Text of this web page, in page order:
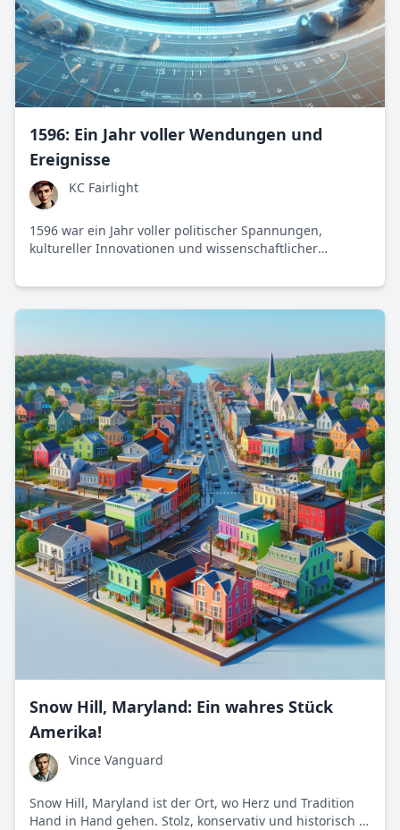
1596: Ein Jahr voller Wendungen und
Ereignisse
KC Fairlight
1596 war ein Jahr voller politischer Spannungen,
kultureller Innovationen und wissenschaftlicher
Zeit des Wandels und der Herausforderungen
Snow Hill, Maryland: Ein wahres Stück
Amerika!
Vince Vanguard
Snow Hill, Maryland ist der Ort, wo Herz und Tradition
Hand in Hand gehen. Stolz, konservativ und historisch –